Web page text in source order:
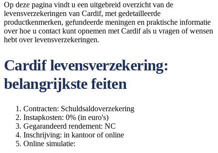
Op deze pagina vindt u een uitgebreid overzicht van de
levensverzekeringen van Cardif, met gedetailleerde
productkenmerken, gefundeerde meningen en praktische informatie
over hoe u contact kunt opnemen met Cardif als u vragen of wensen
hebt over levensverzekeringen.
Cardif levensverzekering:
belangrijkste feiten
Contracten: Schuldsaldoverzekering
Instapkosten: 0% (in euro's)
Gegarandeerd rendement: NC
Inschrijving: in kantoor of online
Online simulatie: